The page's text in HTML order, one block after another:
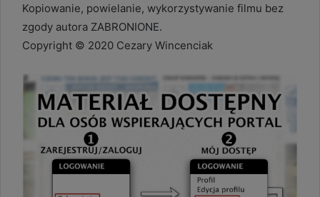
Kopiowanie, powielanie, wykorzystywanie filmu bez
zgody autora ZABRONIONE.
Copyright © 2020 Cezary Wincenciak